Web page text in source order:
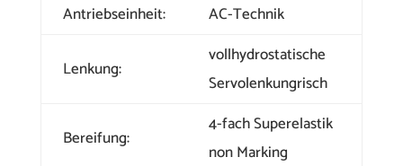
Antriebseinheit:
AC-Technik
Lenkung:
vollhydrostatische
Servolenkungrisch
Bereifung:
4-fach Superelastik
non Marking